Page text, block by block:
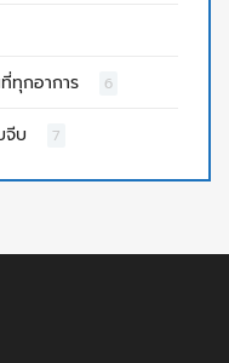
ทุกอาการ 6
จีบ 7